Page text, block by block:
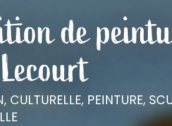
de
CULTURELLE, PEINTURE,